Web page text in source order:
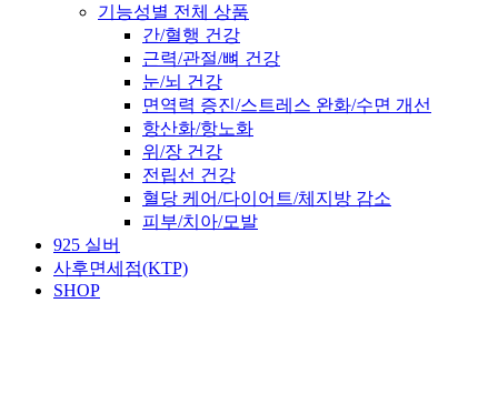
기능성별 전체 상품
간/혈행 건강
근력/관절/뼈 건강
눈/뇌 건강
면역력 증진/스트레스 완화/수면 개선
항산화/항노화
위/장 건강
전립선 건강
혈당 케어/다이어트/체지방 감소
피부/치아/모발
925 실버
사후면세점(KTP)
SHOP